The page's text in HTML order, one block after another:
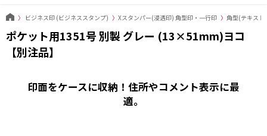
〉 ビジネス印 (ビジネススタンプ) 〉 Xスタンパー(浸透印) 角型印・一行印 〉 角型(テキスト
ポケット用1351号 別製 グレー (13×51mm)ヨコ
【別注品】
印面をケースに収納！住所やコメント表示に最
適。